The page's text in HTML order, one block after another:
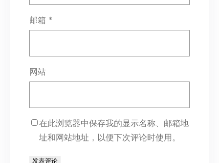
邮箱 *
网站
在此浏览器中保存我的显示名称、邮箱地
址和网站地址，以便下次评论时使用。